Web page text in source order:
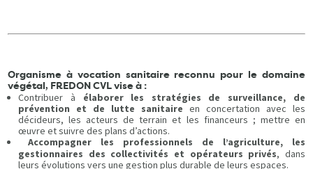
Organisme à vocation sanitaire reconnu pour le domaine
végétal, FREDON CVL vise à :
Contribuer à élaborer les stratégies de surveillance, de
prévention et de lutte sanitaire en concertation avec les
décideurs, les acteurs de terrain et les financeurs ; mettre en
œuvre et suivre des plans d’actions.
Accompagner les professionnels de l’agriculture, les
gestionnaires des collectivités et opérateurs privés, dans
leurs évolutions vers une gestion plus durable de leurs espaces.